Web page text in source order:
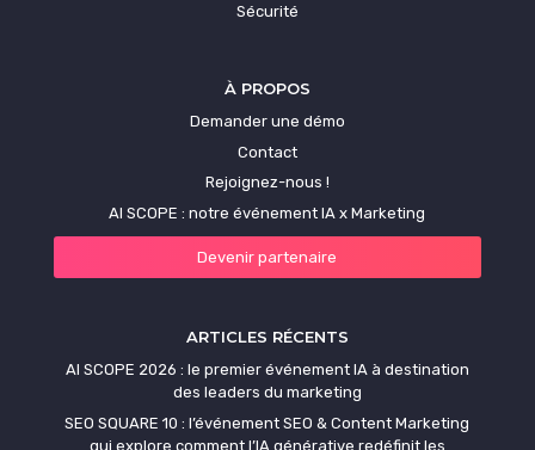
Sécurité
À PROPOS
Demander une démo
Contact
Rejoignez-nous !
AI SCOPE : notre événement IA x Marketing
Devenir partenaire
ARTICLES RÉCENTS
AI SCOPE 2026 : le premier événement IA à destination
des leaders du marketing
SEO SQUARE 10 : l’événement SEO & Content Marketing
qui explore comment l’IA générative redéfinit les